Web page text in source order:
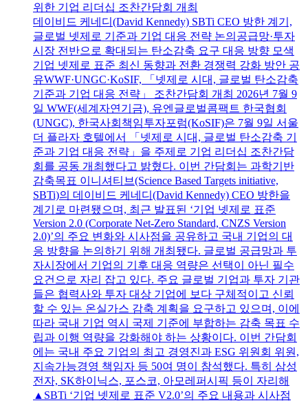
위한 기업 리더십 조찬간담회 개최
데이비드 케네디(David Kennedy) SBTi CEO 방한 계기,
글로벌 넷제로 기준과 기업 대응 전략 논의공급망·투자
시장 전반으로 확대되는 탄소감축 요구 대응 방향 모색
기업 넷제로 표준 최신 동향과 전환 경쟁력 강화 방안 공
유WWF·UNGC·KoSIF, 「넷제로 시대, 글로벌 탄소감축
기준과 기업 대응 전략」 조찬간담회 개최 2026년 7월 9
일 WWF(세계자연기금), 유엔글로벌콤팩트 한국협회
(UNGC), 한국사회책임투자포럼(KoSIF)은 7월 9일 서울
더 플라자 호텔에서 「넷제로 시대, 글로벌 탄소감축 기
준과 기업 대응 전략」을 주제로 기업 리더십 조찬간담
회를 공동 개최했다고 밝혔다. 이번 간담회는 과학기반
감축목표 이니셔티브(Science Based Targets initiative,
SBTi)의 데이비드 케네디(David Kennedy) CEO 방한을
계기로 마련됐으며, 최근 발표된 ‘기업 넷제로 표준
Version 2.0 (Corporate Net-Zero Standard, CNZS Version
2.0)’의 주요 변화와 시사점을 공유하고 국내 기업의 대
응 방향을 논의하기 위해 개최됐다. 글로벌 공급망과 투
자시장에서 기업의 기후 대응 역량은 선택이 아닌 필수
요건으로 자리 잡고 있다. 주요 글로벌 기업과 투자 기관
들은 협력사와 투자 대상 기업에 보다 구체적이고 신뢰
할 수 있는 온실가스 감축 계획을 요구하고 있으며, 이에
따라 국내 기업 역시 국제 기준에 부합하는 감축 목표 수
립과 이행 역량을 강화해야 하는 상황이다. 이번 간담회
에는 국내 주요 기업의 최고 경영진과 ESG 위원회 위원,
지속가능경영 책임자 등 50여 명이 참석했다. 특히 삼성
전자, SK하이닉스, 포스코, 아모레퍼시픽 등이 자리해
▲SBTi ‘기업 넷제로 표준 V2.0’의 주요 내용과 시사점